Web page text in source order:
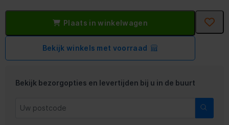
Plaats in winkelwagen
Bekijk winkels met voorraad
Bekijk bezorgopties en levertijden bij u in de buurt